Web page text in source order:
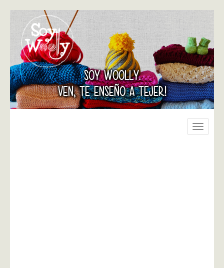
SOY WOOLLY.
VEN, TE ENSEÑO A TEJER!
Toggle